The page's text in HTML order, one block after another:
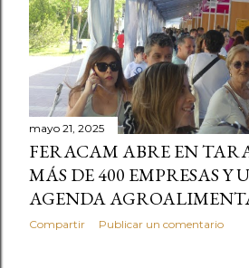
mayo 21, 2025
FERACAM ABRE EN
MÁS DE 400 EMPRESAS
AGENDA
Compartir Publicar un comentario